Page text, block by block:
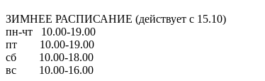
ЗИМНЕЕ РАСПИСАНИЕ (действует с 15.10)
пн-чт 10.00-19.00
пт 10.00-19.00
сб 10.00-18.00
вс 10.00-16.00